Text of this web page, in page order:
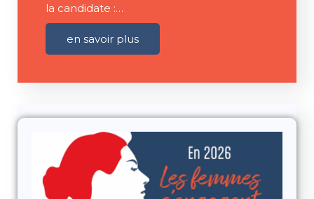
la candidate :…
en savoir plus